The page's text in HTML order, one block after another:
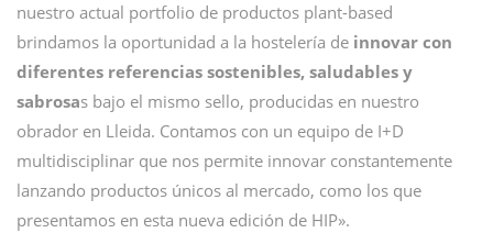
nuestro actual portfolio de productos plant-based
brindamos la oportunidad a la hostelería de innovar con
diferentes referencias sostenibles, saludables y
sabrosas bajo el mismo sello, producidas en nuestro
obrador en Lleida. Contamos con un equipo de I+D
multidisciplinar que nos permite innovar constantemente
lanzando productos únicos al mercado, como los que
presentamos en esta nueva edición de HIP».